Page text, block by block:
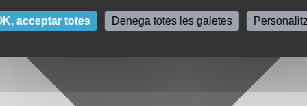
acceptar totes Denega totes les galetes